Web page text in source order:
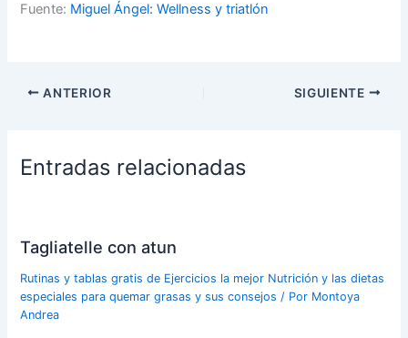
Fuente: Miguel Ángel: Wellness y triatlón
ANTERIOR SIGUIENTE
Entradas relacionadas
Tagliatelle con atun
Rutinas y tablas gratis de Ejercicios la mejor Nutrición y las dietas
especiales para quemar grasas y sus consejos / Por Montoya
Andrea